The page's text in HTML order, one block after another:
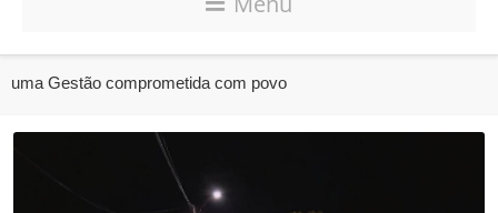
uma Gestão comprometida com povo